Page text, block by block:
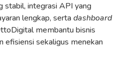
stabil, integrasi API yang
lengkap, sertadashboard
membantu bisnis
efisiensi sekaligus menekan